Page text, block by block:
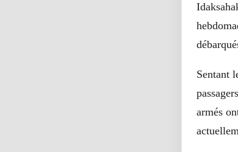
Sentant
armés